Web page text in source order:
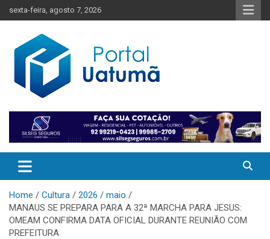
to
sexta-feira, agosto 7, 2026
Portal Uatumã
Home Cultura 2026
maio
MANAUS SE PREPARA PARA A 32ª MARCHA PARA JESUS:
OMEAM CONFIRMA DATA OFICIAL DURANTE REUNIÃO COM
PREFEITURA